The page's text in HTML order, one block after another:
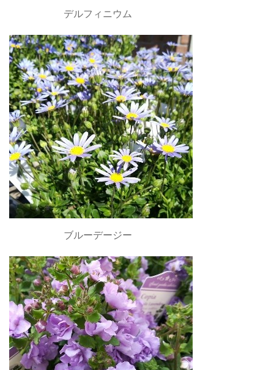
デルフィニウム
ブルーデージー